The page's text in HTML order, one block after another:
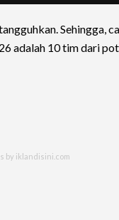
Sehingga,
adalah 10 tim dari